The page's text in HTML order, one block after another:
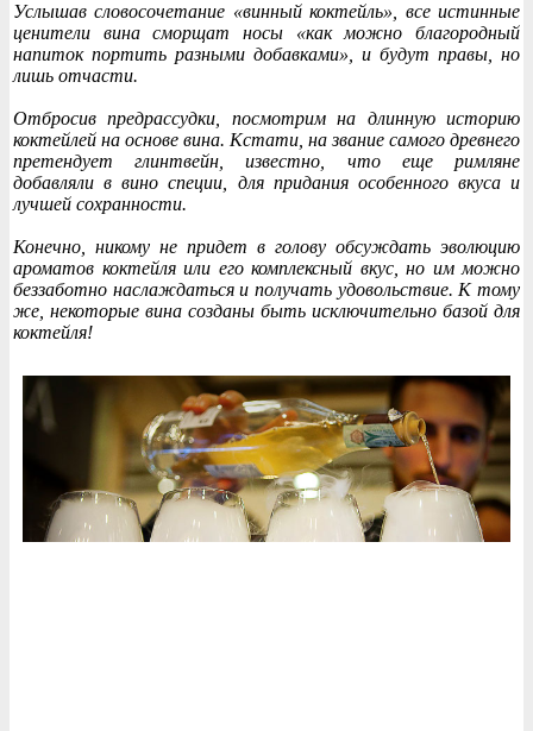
Услышав словосочетание «винный коктейль», все истинные
ценители вина сморщат носы «как можно благородный
напиток портить разными добавками», и будут правы, но
лишь отчасти.
Отбросив предрассудки, посмотрим на длинную историю
коктейлей на основе вина. Кстати, на звание самого древнего
претендует глинтвейн, известно, что еще римляне
добавляли в вино специи, для придания особенного вкуса и
лучшей сохранности.
Конечно, никому не придет в голову обсуждать эволюцию
ароматов коктейля или его комплексный вкус, но им можно
беззаботно наслаждаться и получать удовольствие. К тому
же, некоторые вина созданы быть исключительно базой для
коктейля!